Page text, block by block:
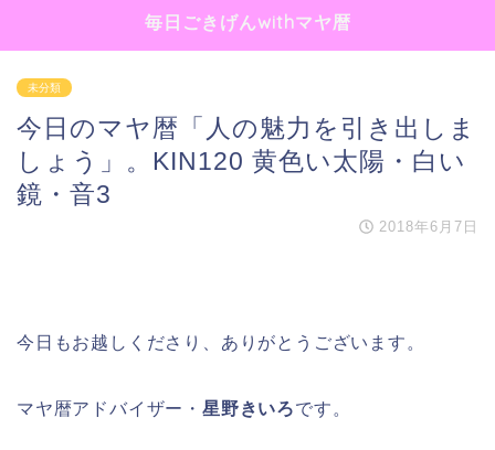
毎日ごきげんwithマヤ暦
未分類
今日のマヤ暦「人の魅力を引き出しま
しょう」。KIN120 黄色い太陽・白い
鏡・音3
2018年6月7日
今日もお越しくださり、ありがとうございます。
マヤ暦アドバイザー・ 星野きいろです。